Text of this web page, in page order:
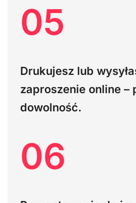
05
Drukujesz lub
zaproszenie online –
dowolność.
06